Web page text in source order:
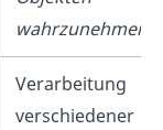
wahrzunehmen
Verarbeitung
verschiedener